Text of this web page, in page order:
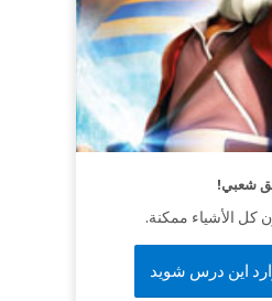
شعبي!
كل الأشياء ممكنة.
این درس شوید